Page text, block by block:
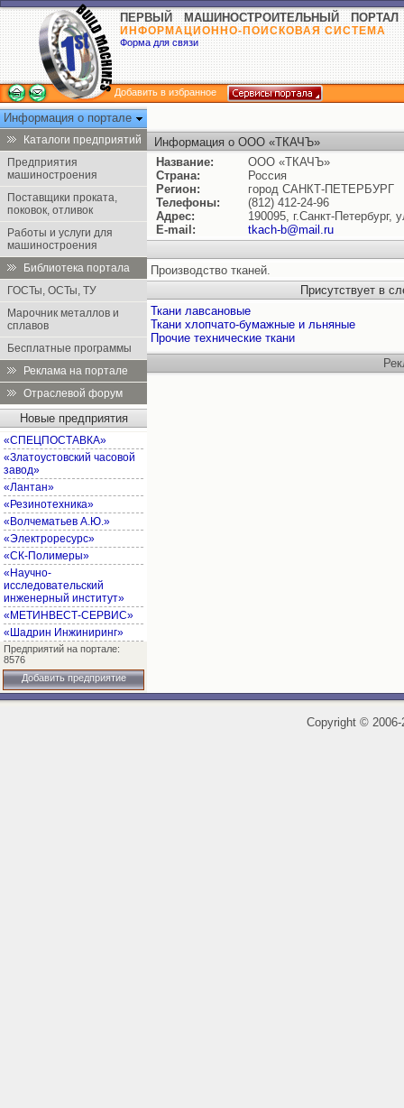
ПЕРВЫЙ МАШИНОСТРОИТЕЛЬНЫЙ ПОРТАЛ
ИНФОРМАЦИОННО-ПОИСКОВАЯ СИСТЕМА
Форма для связи
Добавить в избранное
Информация о портале
Каталоги предприятий
Предприятия
машиностроения
Поставщики проката,
поковок, отливок
Работы и услуги для
машиностроения
Библиотека портала
ГОСТы, ОСТы, ТУ
Марочник металлов и
сплавов
Бесплатные программы
Реклама на портале
Отраслевой форум
Новые предприятия
«СПЕЦПОСТАВКА»
«Златоустовский часовой
завод»
«Лантан»
«Резинотехника»
«Волчематьев А.Ю.»
«Электроресурс»
«СК-Полимеры»
«Научно-
исследовательский
инженерный институт»
«МЕТИНВЕСТ-СЕРВИС»
«Шадрин Инжиниринг»
Предприятий на портале:
8576
Добавить предприятие
Информация о ООО «ТКАЧЪ»
Название:
ООО «ТКАЧЪ»
Страна:
Россия
Регион:
город САНКТ-ПЕТЕРБУРГ
Телефоны:
(812) 412-24-96
Адрес:
190095, г.Санкт-
E-mail:
tkach-b@mail.ru
Производство тканей.
Присутствует в
Ткани лавсановые
Ткани хлопчато-бумажные и льняные
Прочие технические ткани
Copyright ©